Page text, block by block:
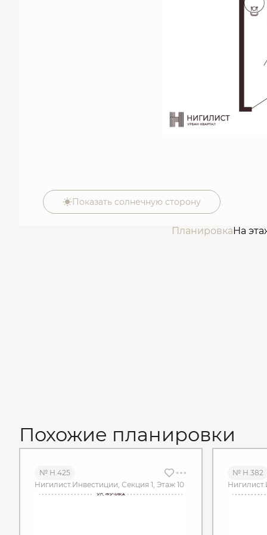
Показать солнечную сторону
ПланировкаНа
Похожие планировки
№ Н.425
Нигилист.Инвестиции, Секция 1, Этаж 10
№ Н.382